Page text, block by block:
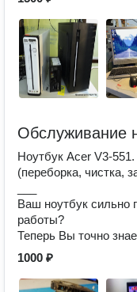
Обслуживание
Ноутбук Acer V3-
(переборка, чистка,
Ваш ноутбук сильно
работы?
Теперь Вы точно
1000 ₽